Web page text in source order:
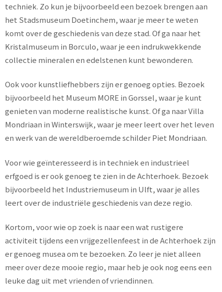
techniek. Zo kun je bijvoorbeeld een bezoek brengen aan
het Stadsmuseum Doetinchem, waar je meer te weten
komt over de geschiedenis van deze stad. Of ga naar het
Kristalmuseum in Borculo, waar je een indrukwekkende
collectie mineralen en edelstenen kunt bewonderen.
Ook voor kunstliefhebbers zijn er genoeg opties. Bezoek
bijvoorbeeld het Museum MORE in Gorssel, waar je kunt
genieten van moderne realistische kunst. Of ga naar Villa
Mondriaan in Winterswijk, waar je meer leert over het leven
en werk van de wereldberoemde schilder Piet Mondriaan.
Voor wie geïnteresseerd is in techniek en industrieel
erfgoed is er ook genoeg te zien in de Achterhoek. Bezoek
bijvoorbeeld het Industriemuseum in Ulft, waar je alles
leert over de industriële geschiedenis van deze regio.
Kortom, voor wie op zoek is naar een wat rustigere
activiteit tijdens een vrijgezellenfeest in de Achterhoek zijn
er genoeg musea om te bezoeken. Zo leer je niet alleen
meer over deze mooie regio, maar heb je ook nog eens een
leuke dag uit met vrienden of vriendinnen.